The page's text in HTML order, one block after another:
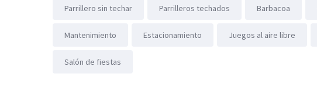
Parrillero sin techar Parrilleros techados Barbacoa
Mantenimiento Estacionamiento Juegos al aire libre
Salón de fiestas